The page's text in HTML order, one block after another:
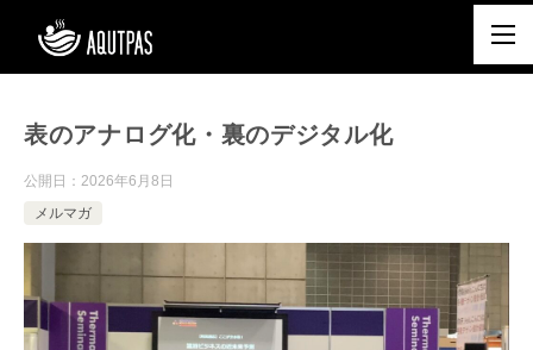
表のアナログ化・裏のデジタル化
公開日： 2026年6月8日
メルマガ